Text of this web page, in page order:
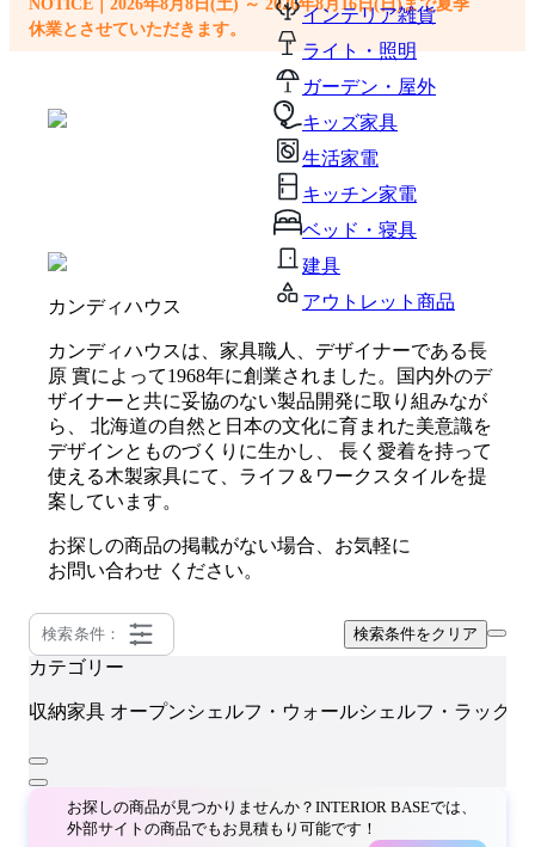
インテリア雑貨
ライト・照明
ガーデン・屋外
キッズ家具
生活家電
キッチン家電
ベッド・寝具
建具
アウトレット商品
NOTICE｜2026年8月8日(土) ～ 2026年8月16日(日)まで夏季
休業とさせていただきます。
カンディハウス
カンディハウスは、家具職人、デザイナーである長
原 實によって1968年に創業されました。国内外のデ
ザイナーと共に妥協のない製品開発に取り組みなが
ら、 北海道の自然と日本の文化に育まれた美意識を
デザインとものづくりに生かし、 長く愛着を持って
使える木製家具にて、ライフ＆ワークスタイルを提
案しています。
お探しの商品の掲載がない場合、お気軽に
お問い合わせ ください。
検索条件： 検索条件をクリア
カテゴリー
収納家具 オープンシェルフ・ウォールシェルフ・ラック
お探しの商品が見つかりませんか？INTERIOR BASEでは、
外部サイトの商品でもお見積もり可能です！